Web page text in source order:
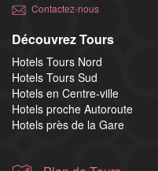
Contactez-nous
Découvrez Tours
Hotels Tours Nord
Hotels Tours Sud
Hotels en Centre-ville
Hotels proche Autoroute
Hotels près de la Gare